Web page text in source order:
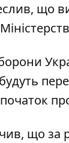
що
початок
що